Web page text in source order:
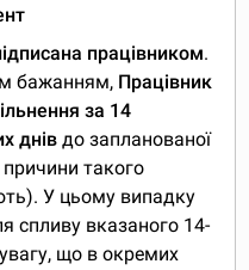
працівником.
бажанням, Працівник
за 14
днів до запланованої
такого
У цьому випадку
спливу вказаного 14-
що в окремих